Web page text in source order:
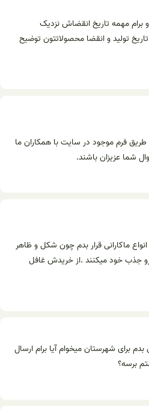
مهمه تاریخ انقضاش نزدیک
تولید و انقضا محصولاتتون توضیح
فرم موجود در سایت با همکاران ما
شما عزیزان باشند.
انواع ماکارانی قرار بدم چون شکل و ظاهر
جذب خود میکنند .از خریدش غافل
برای شهرستان میخوام آیا برام ارسال
برسه؟